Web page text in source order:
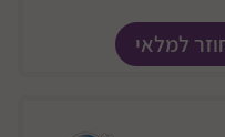
למלאי